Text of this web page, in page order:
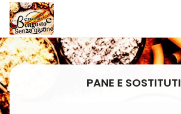
PANE E SOSTITUTI